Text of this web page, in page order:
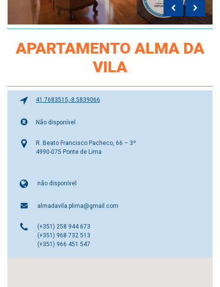
APARTAMENTO ALMA DA
VILA
41.7683515,-8.5839066
Não disponível
R. Beato Francisco Pacheco, 66 – 3º
4990-075 Ponte de Lima
não disponível
almadavila.plima@gmail.com
(+351) 258 944 673
(+351) 968 732 513
(+351) 966 451 547